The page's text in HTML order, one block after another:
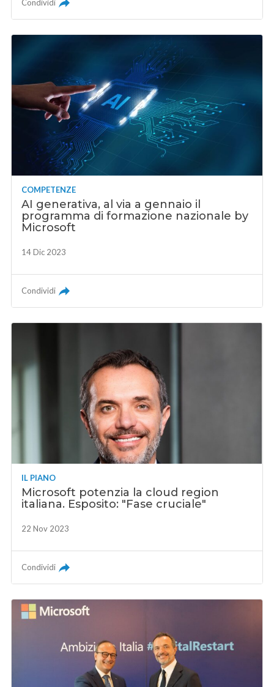
Condividi
COMPETENZE
AI generativa, al via a gennaio il
programma di formazione nazionale by
Microsoft
14 Dic 2023
Condividi
IL PIANO
Microsoft potenzia la cloud region
italiana. Esposito: "Fase cruciale"
22 Nov 2023
Condividi